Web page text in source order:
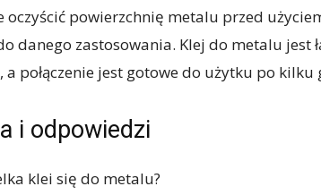
oczyścić powierzchnię metalu przed
danego zastosowania. Klej do metalu jest
a połączenie jest gotowe do użytku po kilku
i odpowiedzi
klei się do metalu?